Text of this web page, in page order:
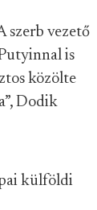
szerb vezető
is
közölte
Dodik
külföldi